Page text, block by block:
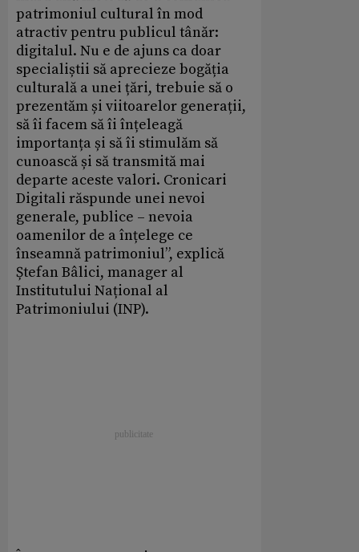
patrimoniul cultural în mod
atractiv pentru publicul tânăr:
digitalul. Nu e de ajuns ca doar
specialiștii să aprecieze bogăția
culturală a unei țări, trebuie să o
prezentăm și viitoarelor generații,
să îi facem să îi înțeleagă
importanța și să îi stimulăm să
cunoască și să transmită mai
departe aceste valori. Cronicari
Digitali răspunde unei nevoi
generale, publice – nevoia
oamenilor de a înțelege ce
înseamnă patrimoniul”, explică
Ștefan Bâlici, manager al
Institutului Național al
Patrimoniului (INP).